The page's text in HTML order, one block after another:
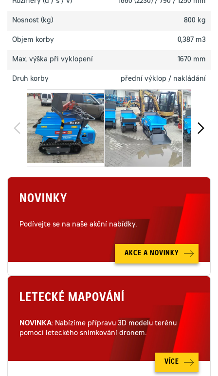
Rozměry (d / š / v) 1660 (2230) / 790 / 1250 mm
Nosnost (kg) 800 kg
Objem korby 0,387 m3
Max. výška při vyklopení 1670 mm
Druh korby přední výklop / nakládání
NOVINKY
Podívejte se na naše akční nabídky.
AKCE A NOVINKY
LETECKÉ MAPOVÁNÍ
NOVINKA: Nabízíme přípravu 3D modelu terénu
pomocí leteckého snímkování dronem.
VÍCE